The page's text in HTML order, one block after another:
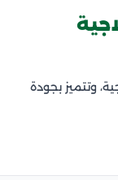
وتتميز بجودة